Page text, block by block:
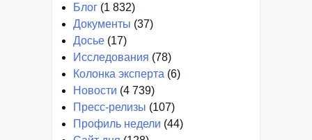
Блог (1 832)
Документы (37)
Досье (17)
Исследования (78)
Колонка эксперта (6)
Новости (4 739)
Пресс-релизы (107)
Профиль недели (44)